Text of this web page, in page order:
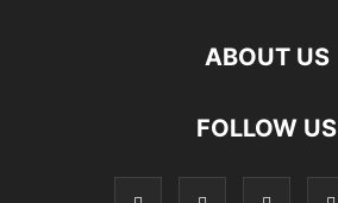
ABOUT US
FOLLOW US